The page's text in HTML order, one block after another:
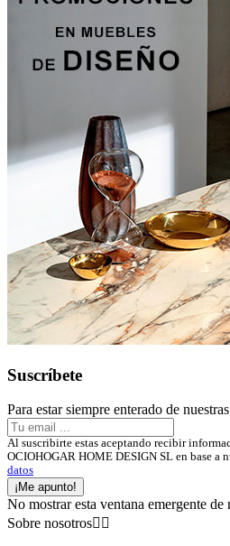
Suscríbete
Para estar siempre enterado de
Al suscribirte estas aceptando recibir
OCIOHOGAR HOME DESIGN SL en base a
datos
¡Me apunto!
No mostrar esta ventana emergente de
Sobre nosotros 